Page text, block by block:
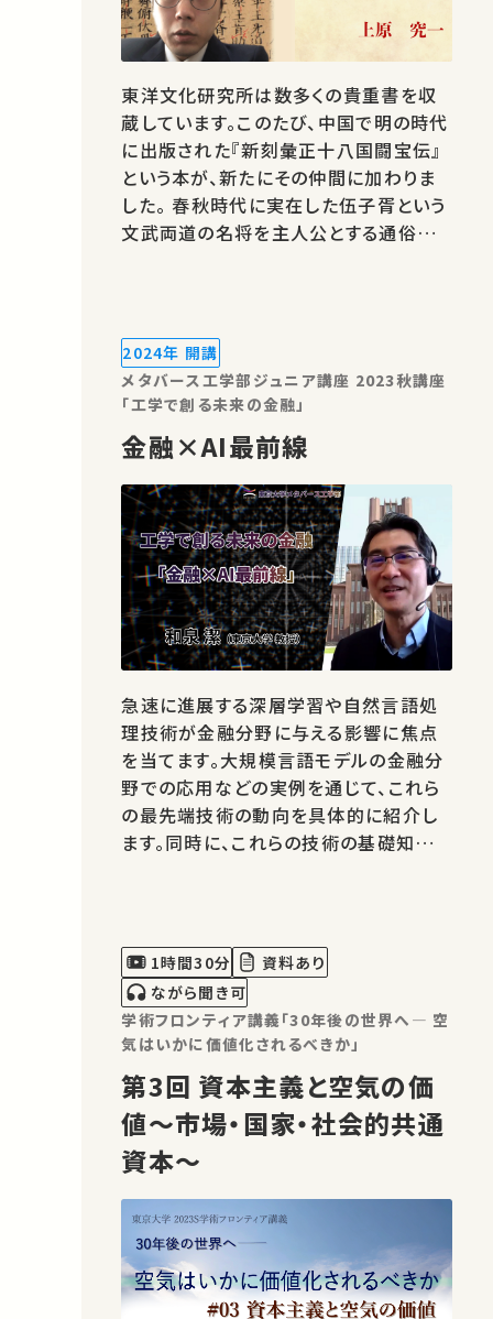
東洋文化研究所は数多くの貴重書を収
蔵しています。このたび、中国で明の時代
に出版された『新刻彙正十八国闘宝伝』
という本が、新たにその仲間に加わりま
した。 春秋時代に実在した伍子胥という
文武両道の名将を主人公とする通俗小
話というわけではありませんでした。そ
れどころか、明よりも前の元の時代か…
2024年 開講
メタバース工学部ジュニア講座 2023秋講座
「工学で創る未来の金融」
金融×AI最前線
急速に進展する深層学習や自然言語処
理技術が金融分野に与える影響に焦点
を当てます。大規模言語モデルの金融分
野での応用などの実例を通じて、これら
の最先端技術の動向を具体的に紹介し
ます。同時に、これらの技術の基礎知識や
にどのように対処できるかについて深い
理解を得ることが期待されます。 ※動画
を再…
1時間30分
資料あり
ながら聞き可
学術フロンティア講義「30年後の世界へ― 空
気はいかに価値化されるべきか」
第3回 資本主義と空気の価
値〜市場・国家・社会的共通
資本〜